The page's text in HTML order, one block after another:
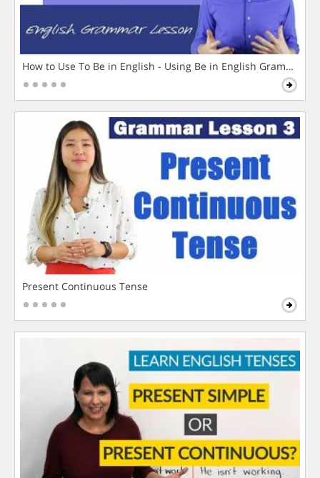
How to Use To Be in English - Using Be in English Grammar
Present Continuous Tense